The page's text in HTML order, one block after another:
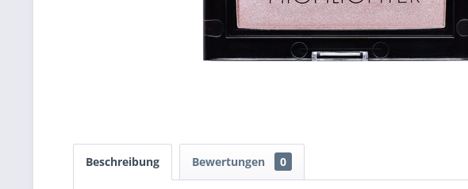
Beschreibung Bewertungen 0